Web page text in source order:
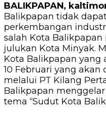
BALIKPAPAN,
Balikpapan tidak
perkembangan
salah Kota
julukan Kota Minyak.
Kota Balikpapan yang
10 Februari yang akan
melalui PT Kilang
Balikpapan
tema “Sudut Kota